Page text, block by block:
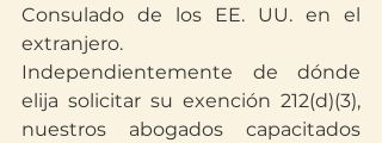
Consulado de los EE. UU. en el
extranjero.
Independientemente de dónde
elija solicitar su exención 212(d)(3),
nuestros abogados capacitados